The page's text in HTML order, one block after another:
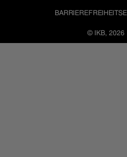
© IKB, 2026